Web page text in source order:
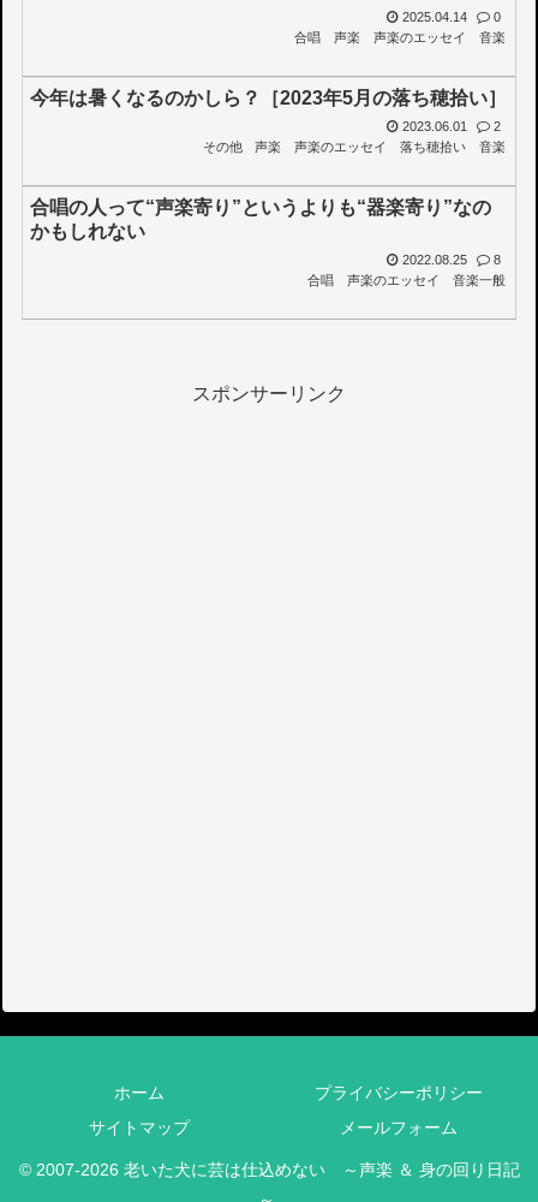
2025.04.14
0
合唱
声楽 声楽のエッセイ 音楽
今年は暑くなるのかしら？［2023年5月の落ち穂拾い］
2023.06.01
2
その他
声楽 声楽のエッセイ 落ち穂拾い 音楽
合唱の人って“声楽寄り”というよりも“器楽寄り”なの
かもしれない
2022.08.25
8
合唱
声楽のエッセイ 音楽一般
スポンサーリンク
ホーム
プライバシーポリシー
サイトマップ
メールフォーム
© 2007-2026 老いた犬に芸は仕込めない ～声楽 ＆ 身の回り日記